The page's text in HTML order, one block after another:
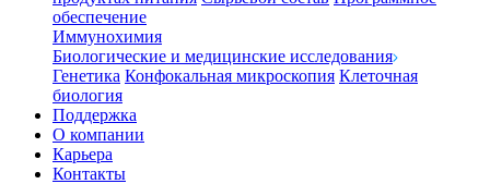
обеспечение
Иммунохимия
Биологические и медицинские исследования
Генетика Конфокальная микроскопия Клеточная
биология
Поддержка
О компании
Карьера
Контакты